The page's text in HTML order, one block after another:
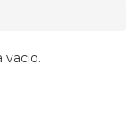
vacio.